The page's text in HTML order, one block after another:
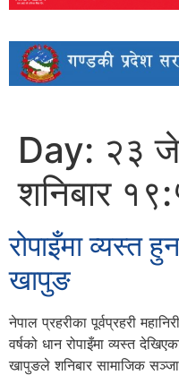
Day: २३
शनिबार
रोपाइँमा व्यस्त
खापुङ
नेपाल प्रहरीका पूर्वप्रहरी
वर्षको धान रोपाइँमा व्यस्त
खापुङले शनिबार सामाजिक